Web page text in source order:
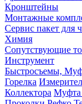
Кронштейны
Монтажные
Сервис пакет для
Химия
Сопутствующие
Инструмент
Быстросъемы,
Горелка
Коллектора Муфта